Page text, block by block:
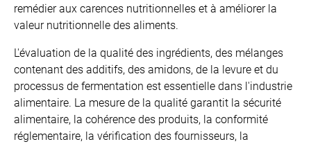
remédier aux carences nutritionnelles et à améliorer la
valeur nutritionnelle des aliments.
L'évaluation de la qualité des ingrédients, des mélanges
contenant des additifs, des amidons, de la levure et du
processus de fermentation est essentielle dans l'industrie
alimentaire. La mesure de la qualité garantit la sécurité
alimentaire, la cohérence des produits, la conformité
réglementaire, la vérification des fournisseurs, la